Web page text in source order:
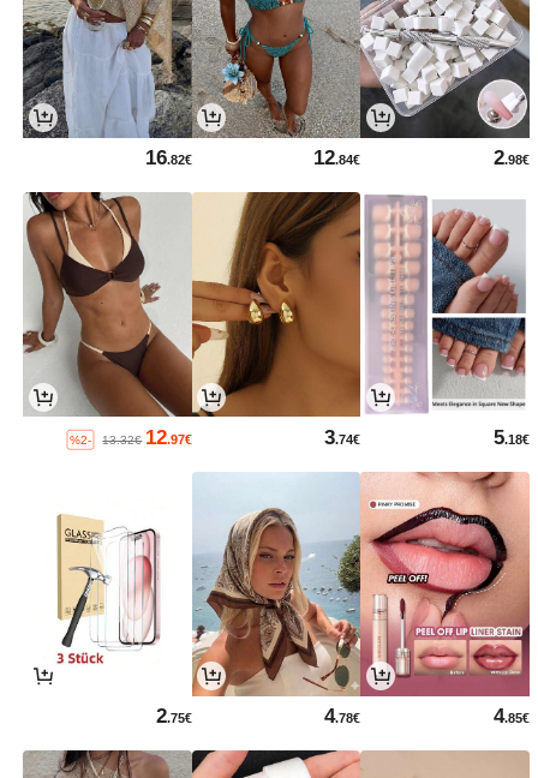
2.98€
12.84€
16.82€
5.18€
3.74€
12.97€
13.32€
%2-
4.85€
4.78€
2.75€